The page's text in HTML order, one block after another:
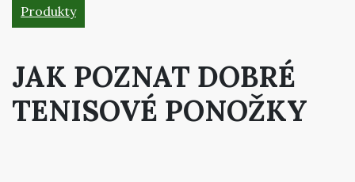
Produkty
JAK POZNAT DOBRÉ
TENISOVÉ PONOŽKY